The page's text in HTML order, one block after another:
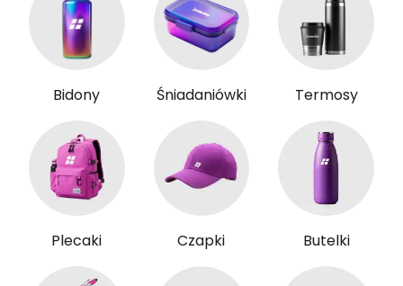
Bidony Śniadaniówki Termosy
Plecaki Czapki Butelki